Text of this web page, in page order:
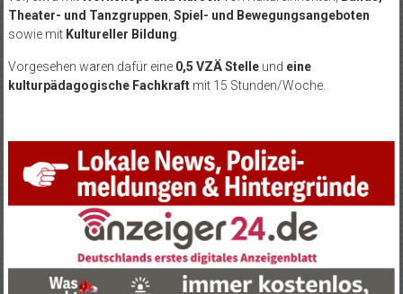
Theater- und Tanzgruppen, Spiel- und Bewegungsangeboten
sowie mit Kultureller Bildung.
Vorgesehen waren dafür eine 0,5 VZÄ Stelleund eine
kulturpädagogische Fachkraftmit 15 Stunden/Woche.